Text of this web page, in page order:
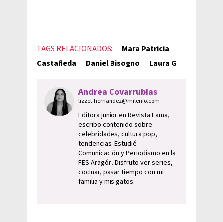
TAGS RELACIONADOS:
Mara Patricia
Castañeda
Daniel Bisogno Laura G
Andrea Covarrubias
lizzet.hernandez@milenio.com
Editora junior en Revista Fama,
escribo contenido sobre
celebridades, cultura pop,
tendencias. Estudié
Comunicación y Periodismo en la
FES Aragón. Disfruto ver series,
cocinar, pasar tiempo con mi
familia y mis gatos.